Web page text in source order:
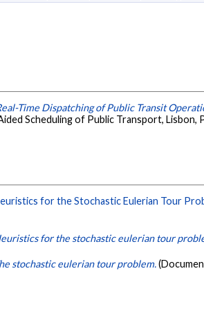
Time Dispatching of Public Transit
Scheduling of Public Transport, Lisbon,
for the Stochastic Eulerian Tour
for the stochastic eulerian tour
stochastic eulerian tour problem.